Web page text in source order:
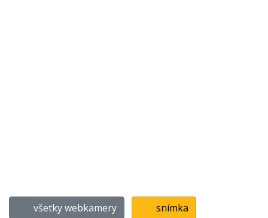
všetky webkamery snímka